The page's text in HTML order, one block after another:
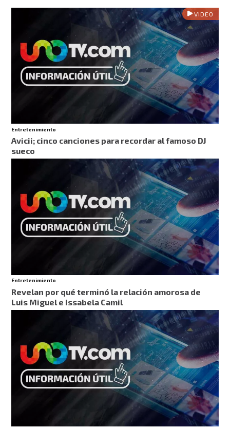
VIDEO
Entretenimiento
Avicii; cinco canciones para recordar al famoso DJ
sueco
Entretenimiento
Revelan por qué terminó la relación amorosa de
Luis Miguel e Issabela Camil